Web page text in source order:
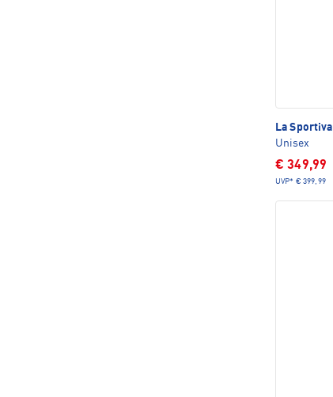
La Sportiva
Unisex
€ 349,99
UVP* € 399,99